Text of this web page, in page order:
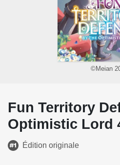
©Meian
Fun Territory
Optimistic Lord
Édition originale